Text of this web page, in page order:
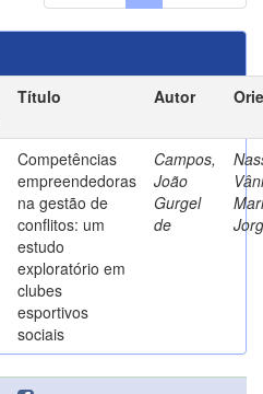
Título Autor
Competências
empreendedoras
na gestão de
conflitos: um
estudo
exploratório em
clubes
esportivos
sociais
Campos,
João
Gurgel
de